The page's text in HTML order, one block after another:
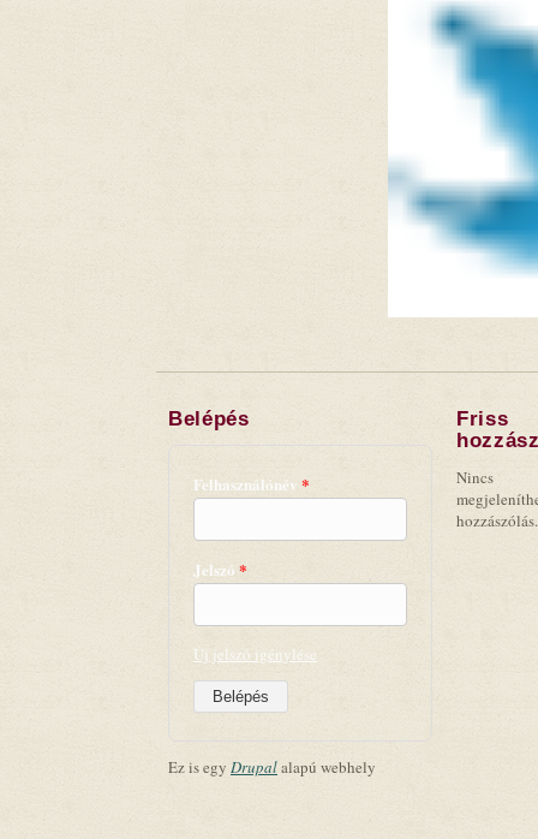
Belépés
Felhasználónév *
Jelszó *
Új jelszó igénylése
Friss
Nincs
hozzászólás.
Ez is egy Drupalalapú webhely